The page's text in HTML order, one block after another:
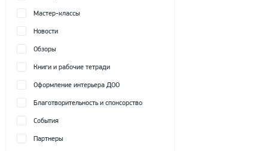
Мастер-классы
Новости
Обзоры
Книги и рабочие тетради
Оформление интерьера ДОО
Благотворительность и спонсорство
События
Партнеры